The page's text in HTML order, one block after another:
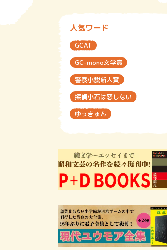
人気ワード
GOAT
GO-mono文学賞
警察小説新人賞
探偵小石は恋しない
ゆっきゅん